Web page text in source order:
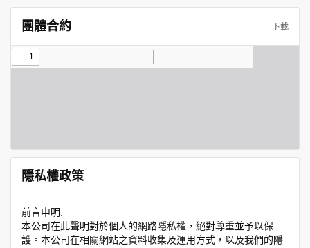
團體合約 下載
隱私權政策
前言申明:
本公司在此聲明對於個人的網路隱私權，絕對尊重並予以保
護。本公司在相關網站之資料收集及運用方式，以及我們的隱